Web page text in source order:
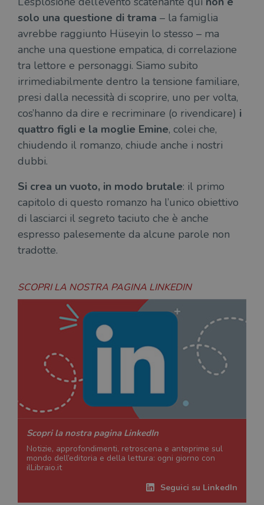
solo una questione di trama – la famiglia
avrebbe raggiunto Hüseyin lo stesso – ma
anche una questione empatica, di correlazione
tra lettore e personaggi. Siamo subito
irrimediabilmente dentro la tensione familiare,
presi dalla necessità di scoprire, uno per volta,
cos’hanno da dire e recriminare (o rivendicare) i
quattro figli e la moglie Emine, colei che,
chiudendo il romanzo, chiude anche i nostri
dubbi.
Si crea un vuoto, in modo brutale: il primo
capitolo di questo romanzo ha l’unico obiettivo
di lasciarci il segreto taciuto che è anche
espresso palesemente da alcune parole non
tradotte.
SCOPRI LA NOSTRA PAGINA LINKEDIN
Scopri la nostra pagina LinkedIn
Notizie, approfondimenti, retroscena e anteprime sul
mondo dell’editoria e della lettura: ogni giorno con
ilLibraio.it
Seguici su LinkedIn